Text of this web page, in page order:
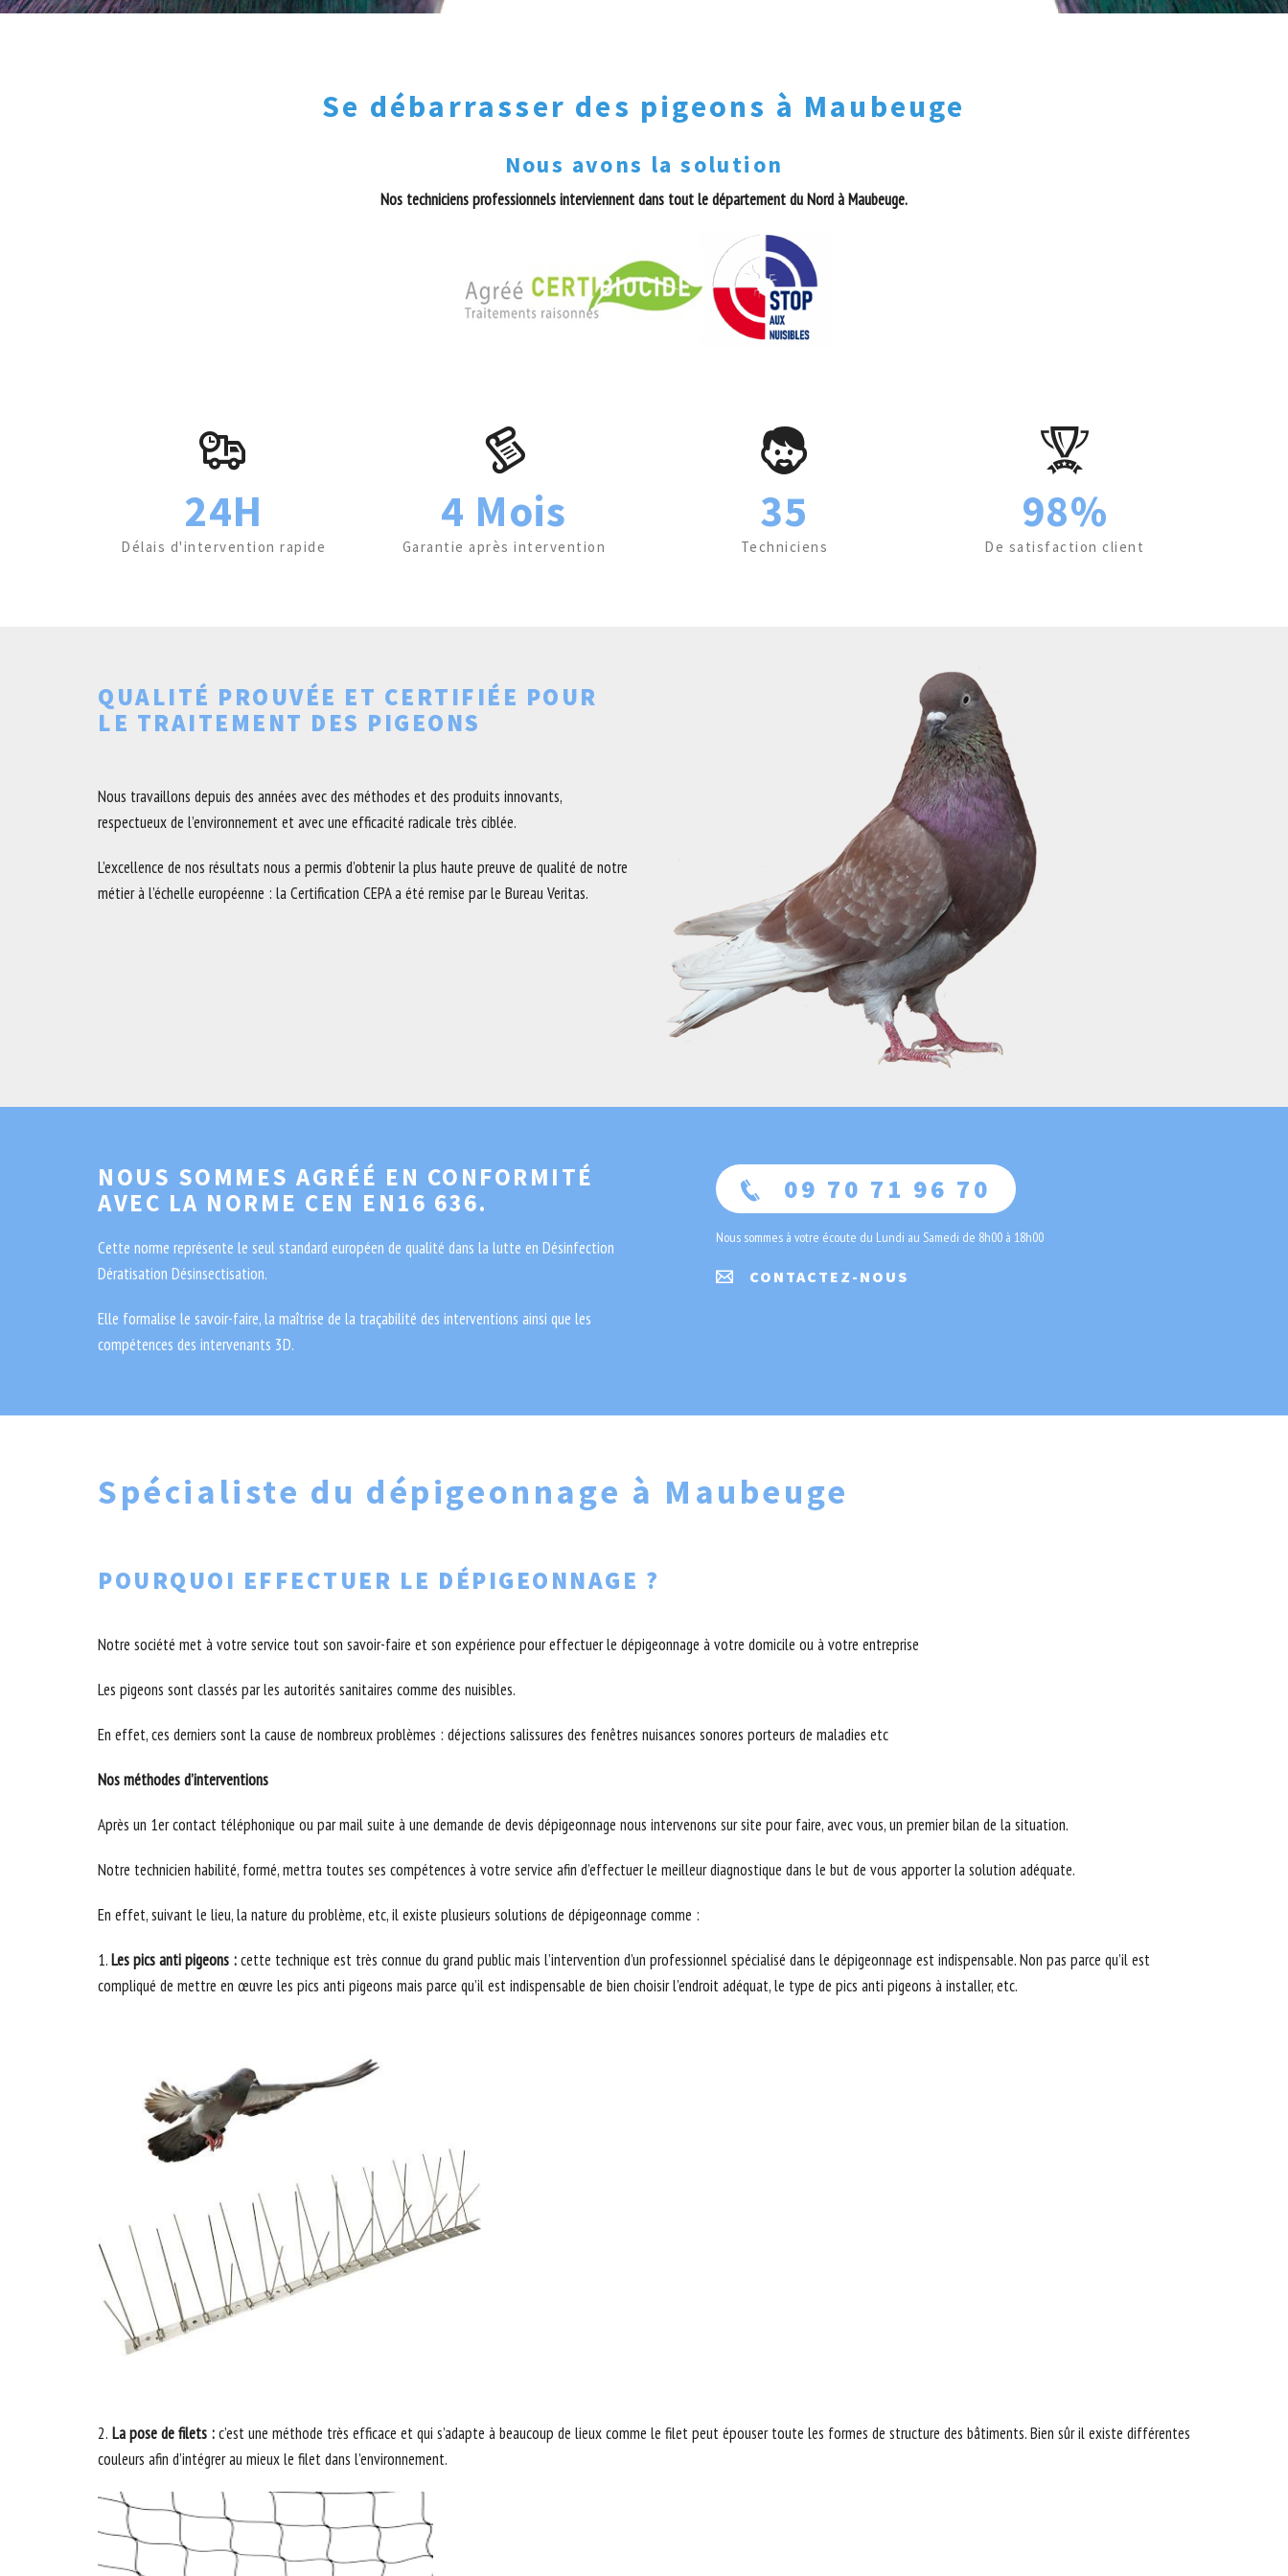
Se débarrasser des pigeons à Maubeuge
Nous avons la solution
Nos techniciens professionnels interviennent dans tout le département du Nord à Maubeuge.
24H
Délais d'intervention rapide
4 Mois
Garantie après intervention
35
Techniciens
98%
De satisfaction client
QUALITÉ PROUVÉE ET CERTIFIÉE POUR
LE TRAITEMENT DES PIGEONS
Nous travaillons depuis des années avec des méthodes et des produits innovants,
respectueux de l’environnement et avec une efficacité radicale très ciblée.
L’excellence de nos résultats nous a permis d’obtenir la plus haute preuve de qualité de notre
métier à l’échelle européenne : la Certification CEPA a été remise par le Bureau Veritas.
NOUS SOMMES AGRÉÉ EN CONFORMITÉ
AVEC LA NORME CEN EN16 636.
Cette norme représente le seul standard européen de qualité dans la lutte en Désinfection
Dératisation Désinsectisation.
Elle formalise le savoir-faire, la maîtrise de la traçabilité des interventions ainsi que les
compétences des intervenants 3D.
09 70 71 96 70
Nous sommes à votre écoute du Lundi au Samedi de 8h00 à 18h00
CONTACTEZ-NOUS
Spécialiste du dépigeonnage à Maubeuge
POURQUOI EFFECTUER LE DÉPIGEONNAGE ?
Notre société met à votre service tout son savoir-faire et son expérience pour effectuer le dépigeonnage à votre domicile ou à votre entreprise
Les pigeons sont classés par les autorités sanitaires comme des nuisibles.
En effet, ces derniers sont la cause de nombreux problèmes : déjections salissures des fenêtres nuisances sonores porteurs de maladies etc
Nos méthodes d’interventions
Après un 1er contact téléphonique ou par mail suite à une demande de devis dépigeonnage nous intervenons sur site pour faire, avec vous, un premier bilan de la situation.
Notre technicien habilité, formé, mettra toutes ses compétences à votre service afin d’effectuer le meilleur diagnostique dans le but de vous apporter la solution adéquate.
En effet, suivant le lieu, la nature du problème, etc, il existe plusieurs solutions de dépigeonnage comme :
1.Les pics anti pigeons :cette technique est très connue du grand public mais l’intervention d’un professionnel spécialisé dans le dépigeonnage est indispensable. Non pas parce qu’il est
compliqué de mettre en œuvre les pics anti pigeons mais parce qu’il est indispensable de bien choisir l’endroit adéquat, le type de pics anti pigeons à installer, etc.
2. La pose de filets :c’est une méthode très efficace et qui s’adapte à beaucoup de lieux comme le filet peut épouser toute les formes de structure des bâtiments. Bien sûr il existe différentes
couleurs afin d’intégrer au mieux le filet dans l’environnement.